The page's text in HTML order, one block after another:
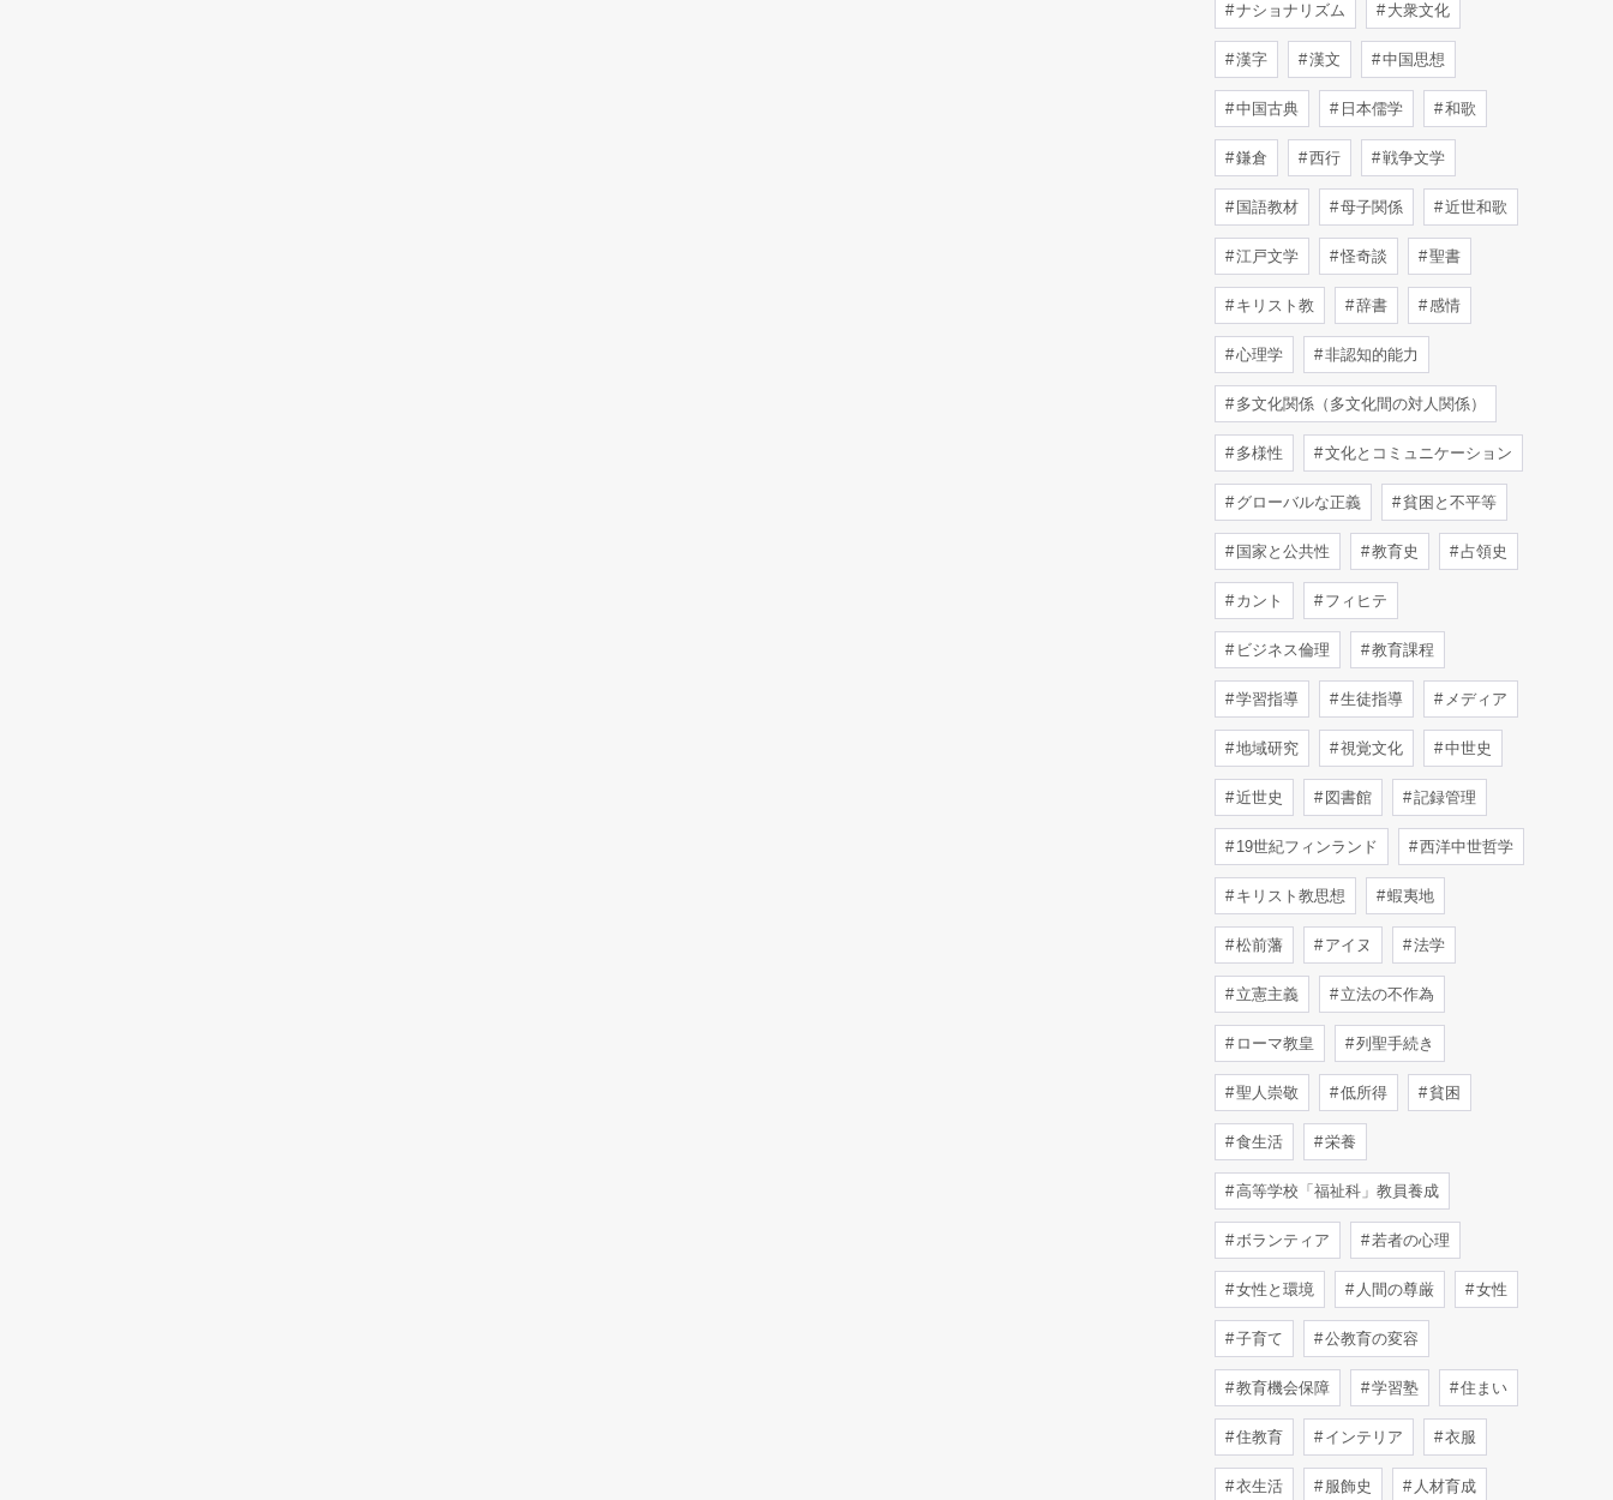
ナショナリズム 大衆文化
漢字 漢文 中国思想
中国古典 日本儒学 和歌
鎌倉 西行 戦争文学
国語教材 母子関係 近世和歌
江戸文学 怪奇談 聖書
キリスト教 辞書 感情
心理学 非認知的能力
多文化関係（多文化間の対人関係）
多様性 文化とコミュニケーション
グローバルな正義 貧困と不平等
国家と公共性 教育史 占領史
カント フィヒテ
ビジネス倫理 教育課程
学習指導 生徒指導 メディア
地域研究 視覚文化 中世史
近世史 図書館 記録管理
19世紀フィンランド 西洋中世哲学
キリスト教思想 蝦夷地
松前藩 アイヌ 法学
立憲主義 立法の不作為
ローマ教皇 列聖手続き
聖人崇敬 低所得 貧困
食生活 栄養
高等学校「福祉科」教員養成
ボランティア 若者の心理
女性と環境 人間の尊厳 女性
子育て 公教育の変容
教育機会保障 学習塾 住まい
住教育 インテリア 衣服
衣生活 服飾史 人材育成